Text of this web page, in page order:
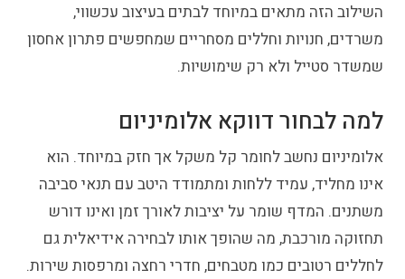
השילוב הזה מתאים במיוחד לבתים בעיצוב עכשווי,
משרדים, חנויות וחללים מסחריים שמחפשים פתרון אחסון
שמשדר סטייל ולא רק שימושיות.
למה לבחור דווקא אלומיניום
אלומיניום נחשב לחומר קל משקל אך חזק במיוחד. הוא
אינו מחליד, עמיד ללחות ומתמודד היטב עם תנאי סביבה
משתנים. המדף שומר על יציבות לאורך זמן ואינו דורש
תחזוקה מורכבת, מה שהופך אותו לבחירה אידיאלית גם
לחללים רטובים כמו מטבחים, חדרי רחצה ומרפסות שירות.